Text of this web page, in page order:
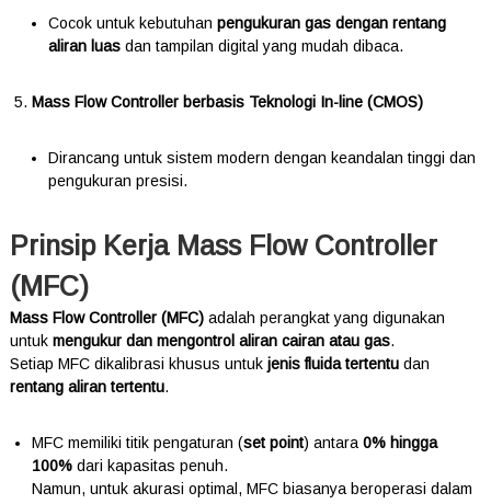
Cocok untuk kebutuhan pengukuran gas dengan rentang
aliran luasdan tampilan digital yang mudah dibaca.
Mass Flow Controller berbasis Teknologi In-line (CMOS)
Dirancang untuk sistem modern dengan keandalan tinggi dan
pengukuran presisi.
Prinsip Kerja Mass Flow Controller
(MFC)
Mass Flow Controller (MFC)adalah perangkat yang digunakan
untuk mengukur dan mengontrol aliran cairan atau gas.
Setiap MFC dikalibrasi khusus untuk jenis fluida tertentudan
rentang aliran tertentu.
MFC memiliki titik pengaturan (set point) antara 0% hingga
100%dari kapasitas penuh.
Namun, untuk akurasi optimal, MFC biasanya beroperasi dalam